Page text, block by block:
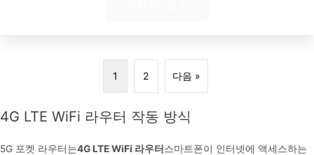
1 2 다음 »
4G LTE WiFi 라우터 작동 방식
5G 포켓 라우터는4G LTE WiFi 라우터 스마트폰이 인터넷에 액세스하는